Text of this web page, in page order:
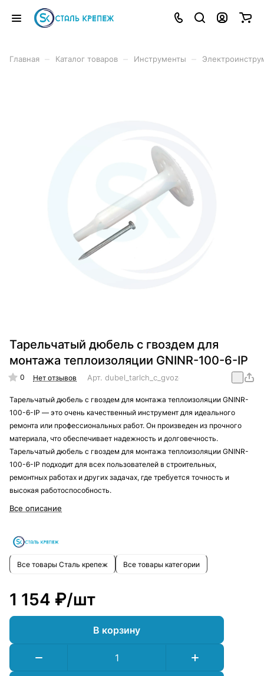
Главная Каталог товаров Инструменты
Тарельчатый дюбель с гвоздем для
монтажа теплоизоляции GNINR-100-6-IP
0 Нет отзывов Арт. dubel_tarlch_c_gvozd_GNINR-100-6-IP
Тарельчатый дюбель с гвоздем для монтажа теплоизоляции GNINR-
100-6-IP — это очень качественный инструмент для идеального
ремонта или профессиональных работ. Он произведен из прочного
материала, что обеспечивает надежность и долговечность.
Тарельчатый дюбель с гвоздем для монтажа теплоизоляции GNINR-
100-6-IP подходит для всех пользователей в строительных,
ремонтных работах и других задачах, где требуется точность и
высокая работоспособность.
Все описание
Все товары Сталь крепеж Все товары категории
1 154 ₽/шт
В корзину